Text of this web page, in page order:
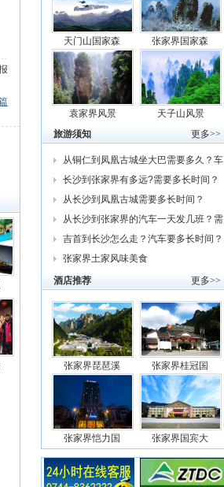
天门山国家森 张家界国家森
袁家界风景
天子山风景
更多>>
旅游须知
从铜仁到凤凰古城坐大巴需要多久？车
费
长沙到张家界有多远?需要多长时间？
从
从长沙到凤凰古城需要多长时间？
从长沙到张家界的汽车一天发几班？需
要
吉首到长沙怎么走？汽车要多长时间？
我
张家界土家风味美食
更多>>
酒店推荐
张家界琵琶溪 张家界桂冠国
张家界恺力国 张家界国宾大